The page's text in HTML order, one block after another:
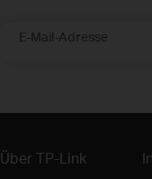
E-Mail-Adresse
Über TP-Link